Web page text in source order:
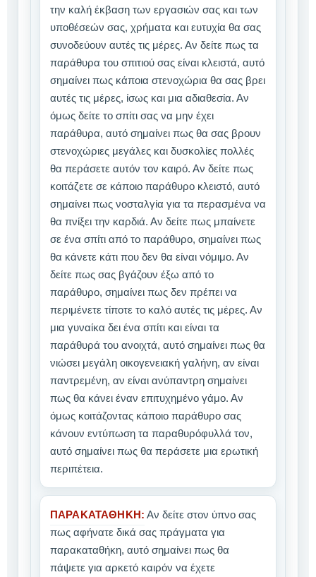
την καλή έκβαση των εργασιών σας και των
υποθέσεών σας, χρήματα και ευτυχία θα σας
συνοδεύουν αυτές τις μέρες. Αν δείτε πως τα
παράθυρα του σπιτιού σας είναι κλειστά, αυτό
σημαίνει πως κάποια στενοχώρια θα σας βρει
αυτές τις μέρες, ίσως και μια αδιαθεσία. Αν
όμως δείτε το σπίτι σας να μην έχει
παράθυρα, αυτό σημαίνει πως θα σας βρουν
στενοχώριες μεγάλες και δυσκολίες πολλές
θα περάσετε αυτόν τον καιρό. Αν δείτε πως
κοιτάζετε σε κάποιο παράθυρο κλειστό, αυτό
σημαίνει πως νοσταλγία για τα περασμένα να
θα πνίξει την καρδιά. Αν δείτε πως μπαίνετε
σε ένα σπίτι από το παράθυρο, σημαίνει πως
θα κάνετε κάτι που δεν θα είναι νόμιμο. Αν
δείτε πως σας βγάζουν έξω από το
παράθυρο, σημαίνει πως δεν πρέπει να
περιμένετε τίποτε το καλό αυτές τις μέρες. Αν
μια γυναίκα δει ένα σπίτι και είναι τα
παράθυρά του ανοιχτά, αυτό σημαίνει πως θα
νιώσει μεγάλη οικογενειακή γαλήνη, αν είναι
παντρεμένη, αν είναι ανύπαντρη σημαίνει
πως θα κάνει έναν επιτυχημένο γάμο. Αν
όμως κοιτάζοντας κάποιο παράθυρο σας
κάνουν εντύπωση τα παραθυρόφυλλά τον,
αυτό σημαίνει πως θα περάσετε μια ερωτική
περιπέτεια.
ΠΑΡΑΚΑΤΑΘΗΚΗ: Αν δείτε στον ύπνο σας
πως αφήνατε δικά σας πράγματα για
παρακαταθήκη, αυτό σημαίνει πως θα
πάψετε για αρκετό καιρόν να έχετε